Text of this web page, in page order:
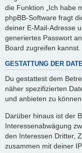
die Funktion „Ich habe
phpBB-Software fragt
deiner E-Mail-Adresse
generiertes Passwort
Board zugreifen kannst.
GESTATTUNG DER
Du gestattest dem
näher spezifizierten
und anbieten zu können.
Darüber hinaus ist der
Interessenabwägung
den Interessen Dritter,
zusammen mit deiner